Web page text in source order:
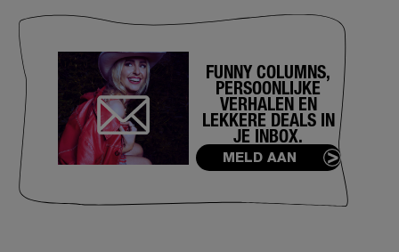
FUNNY COLUMNS,
PERSOONLIJKE
VERHALEN EN
LEKKERE DEALS IN
JE INBOX.
MELD AAN